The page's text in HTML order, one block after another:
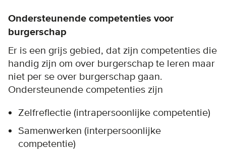
Ondersteunende competenties voor
burgerschap
Er is een grijs gebied, dat zijn competenties die
handig zijn om over burgerschap te leren maar
niet per se over burgerschap gaan.
Ondersteunende competenties zijn
Zelfreflectie (intrapersoonlijke competentie)
Samenwerken (interpersoonlijke
competentie)